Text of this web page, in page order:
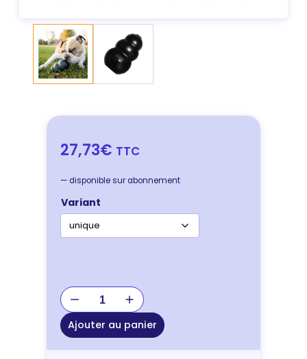
27,73€ TTC
— disponible sur abonnement
Variant
quantité
de
JOUET
KONG
EXTREME
Ajouter au panier